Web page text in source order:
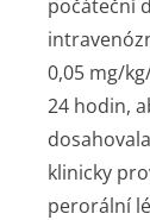
počáteční
0,05 mg/
24 hodin,
klinicky
perorální